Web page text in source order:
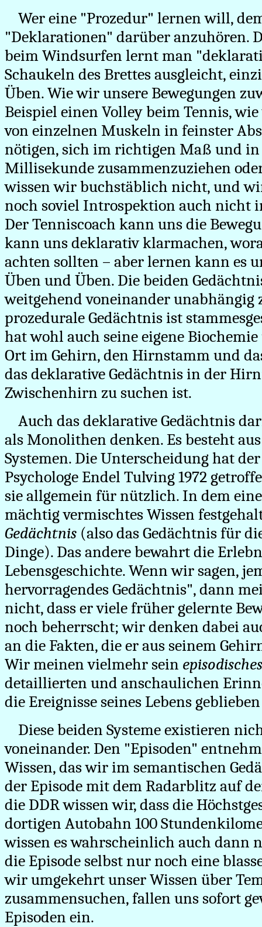
Wer eine "Prozedur" lernen will,
"Deklarationen" darüber anzuhören.
beim Windsurfen lernt man
Schaukeln des Brettes ausgleicht,
Üben. Wie wir unsere Bewegungen
Beispiel einen Volley beim Tennis,
von einzelnen Muskeln in feinster
nötigen, sich im richtigen Maß und
Millisekunde zusammenzuziehen
wissen wir buchstäblich nicht, und
noch soviel Introspektion auch nicht
Der Tenniscoach kann uns die
kann uns deklarativ klarmachen,
achten sollten – aber lernen kann es
Üben und Üben. Die beiden
weitgehend voneinander unabhängig
prozedurale Gedächtnis ist
hat wohl auch seine eigene
Ort im Gehirn, den Hirnstamm und
das deklarative Gedächtnis in der
Zwischenhirn zu suchen ist.
Auch das deklarative Gedächtnis
als Monolithen denken. Es besteht
Systemen. Die Unterscheidung hat
Psychologe Endel Tulving 1972
sie allgemein für nützlich. In dem
mächtig vermischtes Wissen
Gedächtnis (also das Gedächtnis für
Dinge). Das andere bewahrt die
Lebensgeschichte. Wenn wir sagen,
hervorragendes Gedächtnis", dann
nicht, dass er viele früher gelernte
noch beherrscht; wir denken dabei
an die Fakten, die er aus seinem
Wir meinen vielmehr sein
detaillierten und anschaulichen
die Ereignisse seines Lebens
Diese beiden Systeme existieren
voneinander. Den "Episoden"
Wissen, das wir im semantischen
der Episode mit dem Radarblitz auf
die DDR wissen wir, dass die
dortigen Autobahn 100
wissen es wahrscheinlich auch dann
die Episode selbst nur noch eine
wir umgekehrt unser Wissen über
zusammensuchen, fallen uns sofort
Episoden ein.